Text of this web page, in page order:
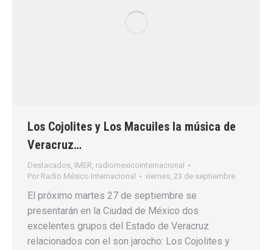
Los Cojolites y Los Macuiles la música de
Veracruz…
Destacados, IMER, radiomexicointernacional
Por Radio México Internacional viernes, 23 de septiembre
El próximo martes 27 de septiembre se
presentarán en la Ciudad de México dos
excelentes grupos del Estado de Veracruz
relacionados con el son jarocho: Los Cojolites y